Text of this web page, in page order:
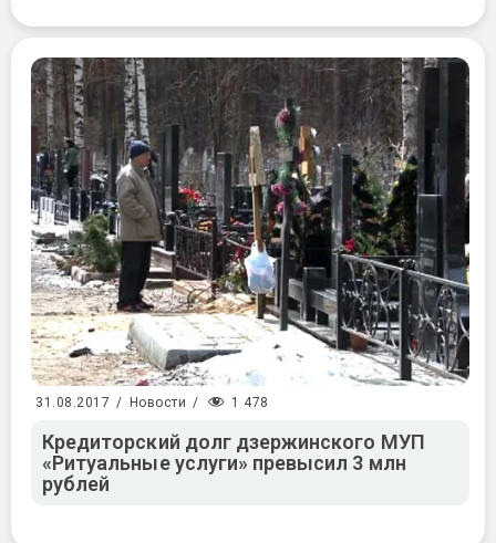
31.08.2017 / Новости / 1 478
Кредиторский долг дзержинского МУП
«Ритуальные услуги» превысил 3 млн
рублей